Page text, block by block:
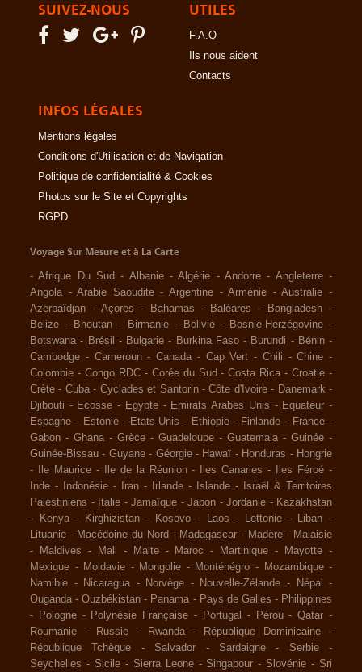
SUIVEZ-NOUS UTILES
F.A.Q
Ils nous aident
Contacts
INFOS LÉGALES
Mentions légales
Conditions d'Utilisation et de Navigation
Politique de confidentialité & Cookies
Photos sur le Site et Copyrights
RGPD
Voyage Sur Mesure et à La Carte
-Afrique Du Sud - Albanie -Algérie -Andorre - Angleterre -
Angola -Arabie Saoudite -Argentine -Arménie -Australie -
Azerbaïdjan - Açores - Bahamas - Baléares - Bangladesh -
Belize - Bhoutan - Birmanie - Bolivie - Bosnie-Herzégovine -
Botswana - Brésil - Bulgarie - Burkina Faso - Burundi - Bénin -
Cambodge - Cameroun - Canada - Cap Vert - Chili -Chine -
Colombie - Congo RDC - Corée du Sud -Costa Rica -Croatie -
Crète - Cuba - Cyclades et Santorin -Côte d'Ivoire - Danemark -
Djibouti - Ecosse - Egypte - Emirats Arabes Unis - Equateur -
Espagne - Estonie - Etats-Unis - Ethiopie - Finlande - France -
Gabon - Ghana - Grèce - Guadeloupe - Guatemala - Guinée -
Guinée-Bissau - Guyane - Géorgie - Hawaï - Honduras - Hongrie
-
Ile Maurice - Ile de la Réunion - Iles Canaries - Iles Féroé -
Inde - Indonésie - Iran - Irlande - Islande -
Israël & Territoires
Palestiniens - Italie - Jamaïque - Japon - Jordanie - Kazakhstan
-
Kenya - Kirghizistan - Kosovo - Laos - Lettonie - Liban -
Lituanie - Macédoine du Nord - Madagascar - Madère - Malaisie
-
Maldives - Mali - Malte - Maroc - Martinique - Mayotte -
Mexique - Moldavie - Mongolie - Monténégro - Mozambique -
Namibie - Nicaragua - Norvège - Nouvelle-Zélande - Népal
-
Ouganda -Ouzbékistan - Panama - Pays de Galles - Philippines
-
Pologne - Polynésie Française - Portugal - Pérou -Qatar -
Roumanie
- Russie - Rwanda - République Dominicaine
-
République Tchèque
- Salvador - Sardaigne - Serbie
-
Seychelles - Sicile - Sierra Leone - Singapour - Slovénie - Sri